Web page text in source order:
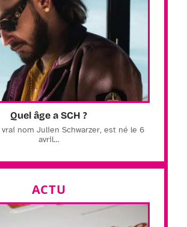
Quel âge a SCH ?
vrai nom Julien Schwarzer, est né le 6
avril…
ACTU